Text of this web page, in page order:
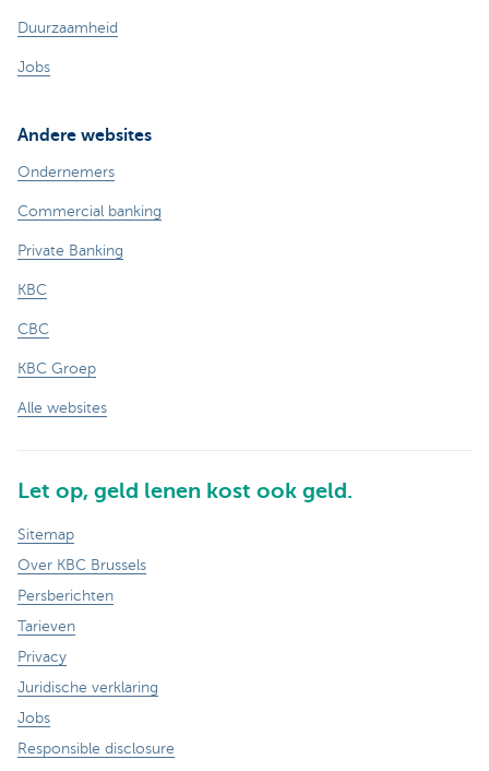
Duurzaamheid
Jobs
Andere websites
Ondernemers
Commercial banking
Private Banking
KBC
CBC
KBC Groep
Alle websites
Let op, geld lenen kost ook geld.
Sitemap
Over KBC Brussels
Persberichten
Tarieven
Privacy
Juridische verklaring
Jobs
Responsible disclosure